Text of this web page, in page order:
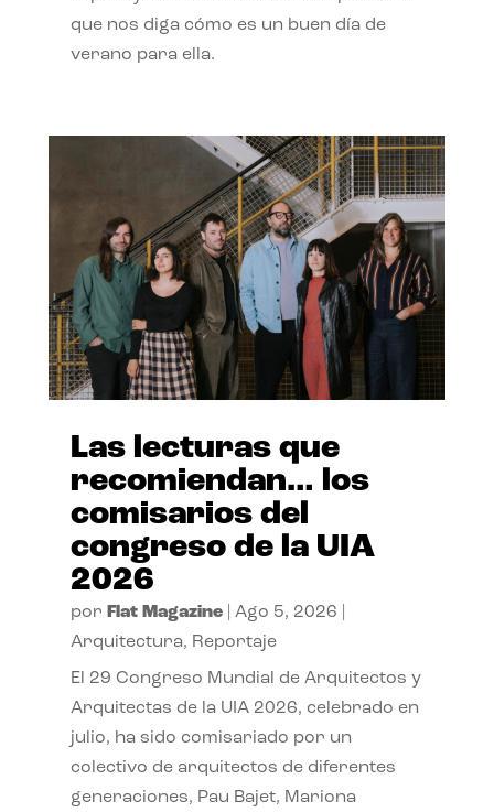
que nos diga cómo es un buen día de
verano para ella.
Las lecturas que
recomiendan… los
comisarios del
congreso de la UIA
2026
por Flat Magazine| Ago 5, 2026
Arquitectura, Reportaje
El 29 Congreso Mundial de Arquitectos y
Arquitectas de la UIA 2026, celebrado en
julio, ha sido comisariado por un
colectivo de arquitectos de diferentes
generaciones, Pau Bajet, Mariona